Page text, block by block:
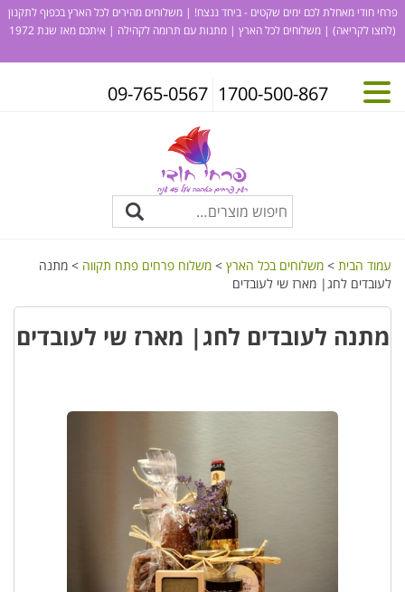
פרחי חודי מאחלת לכם ימים שקטים - ביחד ננצח! | משלוחים מהירים לכל הארץ בכפוף לתקנון
(לחצו לקריאה) | משלוחים לכל הארץ | מתנות עם תרומה לקהילה | איתכם מאז שנת 1972
1700-500-867
09-765-0567
עמוד הבית > משלוחים בכל הארץ > משלוח פרחים פתח תקווה > מתנה
לעובדים לחג| מארז שי לעובדים
מתנה לעובדים לחג| מארז שי לעובדים